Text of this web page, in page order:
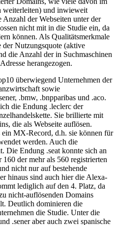
weiterleiten) und inwieweit
der Webseiten unter der
nicht mit in die Studie ein, da
können. Als Qualitätsmerkmale
Nutzungsquote (aktive
die Anzahl der in Suchmaschinen
herangezogen.
überwiegend Unternehmen der
sowie
.bmw, .bnpparibas und .aco.
die Endung .leclerc der
Sie brillierte mit
die als Webseite auflösen.
MX-Record, d.h. sie können für
werden. Auch die
Die Endung .seat konnte sich an
der mehr als 560 registrierten
nicht nur auf bestehende
hinaus sind auch hier die Alexa-
lediglich auf den 4. Platz, da
nicht-auflösenden Domains
Deutlich dominieren die
die Studie. Unter die
.sener aber auch zwei spanische